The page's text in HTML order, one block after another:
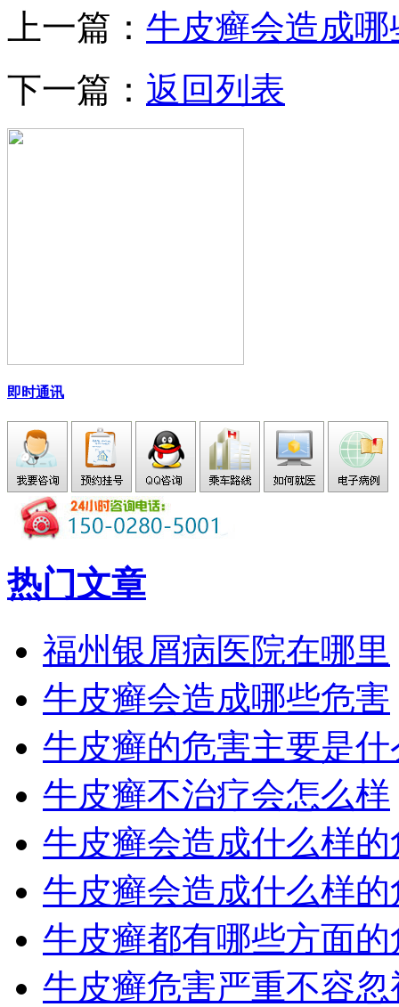
上一篇： 牛皮癣会造成哪
下一篇： 返回列表
即时通讯
热门文章
福州银屑病医院在哪里
牛皮癣会造成哪些危害
牛皮癣的危害主要是什
牛皮癣不治疗会怎么样
牛皮癣会造成什么样的
牛皮癣会造成什么样的
牛皮癣都有哪些方面的
牛皮癣危害严重不容忽